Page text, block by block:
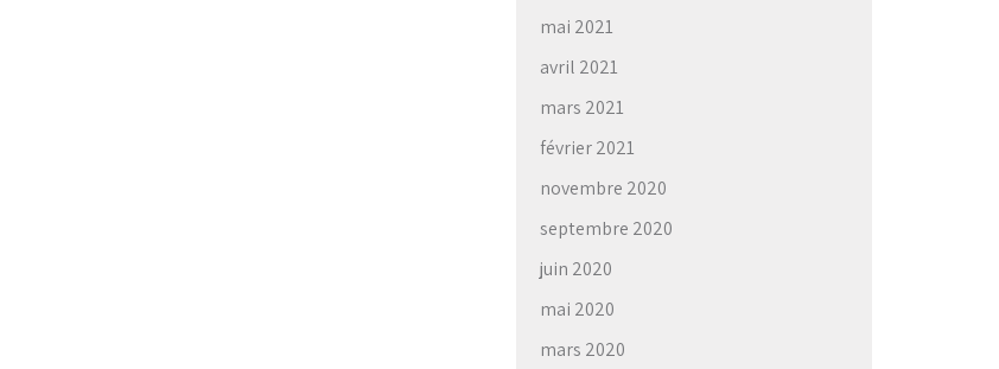
mai 2021
avril 2021
mars 2021
février 2021
novembre 2020
septembre 2020
juin 2020
mai 2020
mars 2020